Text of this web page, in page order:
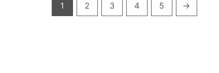
de
producto
1 2 3 4 5 →